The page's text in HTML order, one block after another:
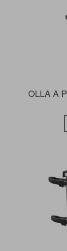
OLLA A